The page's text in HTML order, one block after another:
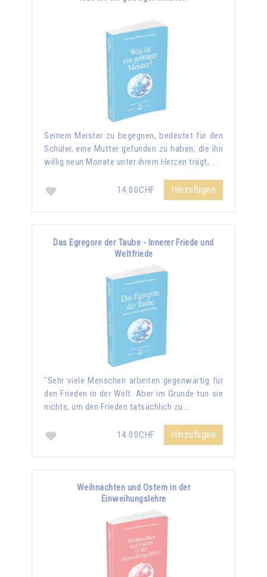
Seinem Meister zu begegnen, bedeutet für den
Schüler, eine Mutter gefunden zu haben, die ihn
willig neun Monate unter ihrem Herzen trägt, …
14.00CHF Hinzufügen
Das Egregore der Taube - Innerer Friede und
Weltfriede
"Sehr viele Menschen arbeiten gegenwärtig für
den Frieden in der Welt. Aber im Grunde tun sie
nichts, um den Frieden tatsächlich zu …
14.00CHF Hinzufügen
Weihnachten und Ostern in der
Einweihungslehre